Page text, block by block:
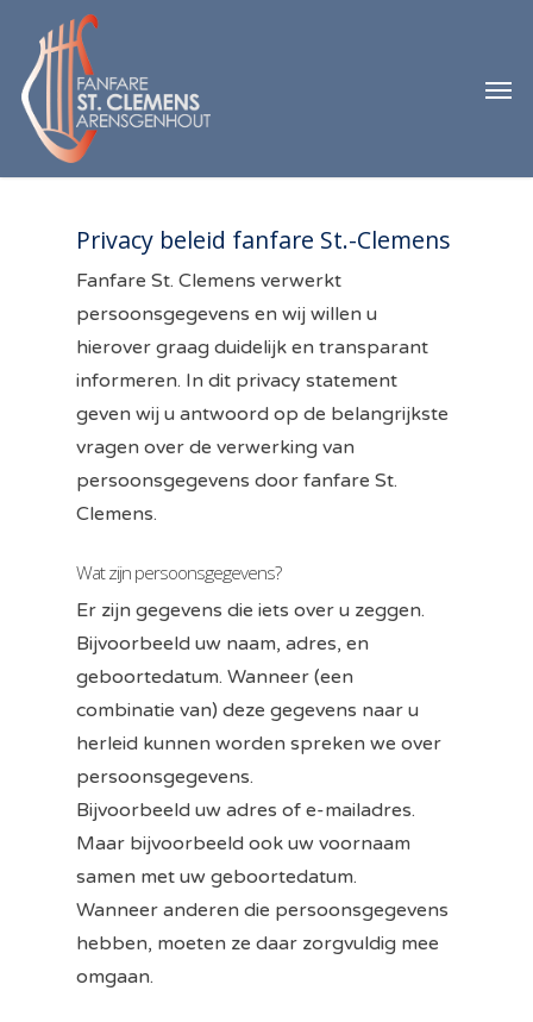
main
content
Privacy beleid fanfare St.-Clemens
Fanfare St. Clemens verwerkt
persoonsgegevens en wij willen u
hierover graag duidelijk en transparant
informeren. In dit privacy statement
geven wij u antwoord op de belangrijkste
vragen over de verwerking van
persoonsgegevens door fanfare St.
Clemens.
Wat zijn persoonsgegevens?
Er zijn gegevens die iets over u zeggen.
Bijvoorbeeld uw naam, adres, en
geboortedatum. Wanneer (een
combinatie van) deze gegevens naar u
herleid kunnen worden spreken we over
persoonsgegevens.
Bijvoorbeeld uw adres of e-mailadres.
Maar bijvoorbeeld ook uw voornaam
samen met uw geboortedatum.
Wanneer anderen die persoonsgegevens
hebben, moeten ze daar zorgvuldig mee
omgaan.